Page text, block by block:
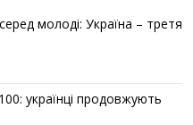
молоді: Україна – третя
українці продовжують